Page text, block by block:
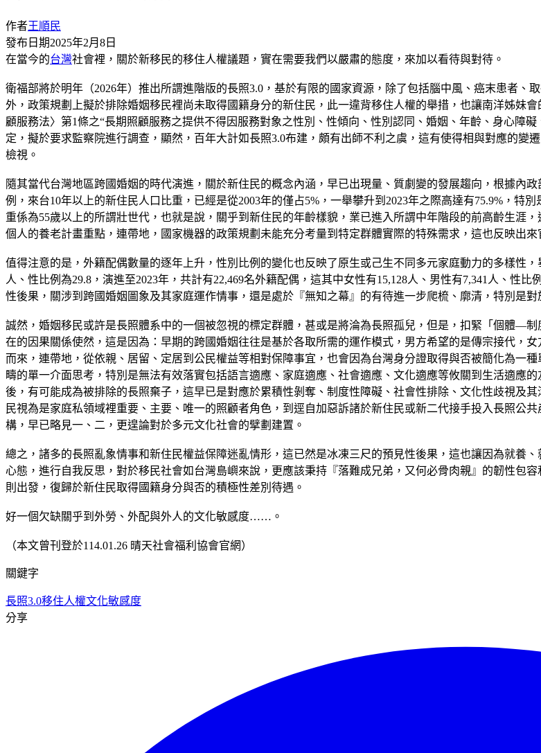
作者王順民
發布日期2025年2月8日
在當今的台灣社會裡，關於新移民的移住人權議題，實在需要我們以嚴肅的態度，來加以看待與對待。
衛福部將於明年（2026年）推出所謂進階版的長照3.0，基於有限的國家資源，除了包括腦中風、癌末患者、
外，政策規劃上擬於排除婚姻移民裡尚未取得國籍身分的新住民，此一違背移住人權的舉措，也讓南洋姊妹
顧服務法〉第1條之“長期照顧服務之提供不得因服務對象之性別、性傾向、性別認同、婚姻、年齡、身心障
定，擬於要求監察院進行調查，顯然，百年大計如長照3.0布建，頗有出師不利之虞，這有使得相與對應的
檢視。
隨其當代台灣地區跨國婚姻的時代演進，關於新住民的概念內涵，早已出現量、質劇變的發展趨向，根據內
例，來台10年以上的新住民人口比重，已經是從2003年的僅占5%，一舉攀升到2023年之際高達有75.9%，特
重係為55歲以上的所謂壯世代，也就是說，關乎到新住民的年齡樣貌，業已進入所謂中年階段的前高齡生涯
個人的養老計畫重點，連帶地，國家機器的政策規劃未能充分考量到特定群體實際的特殊需求，這也反映出
值得注意的是，外籍配偶數量的逐年上升，性別比例的變化也反映了原生或己生不同多元家庭動力的多樣性，
人、性比例為29.8，演進至2023年，共計有22,469名外籍配偶，這其中女性有15,128人、男性有7,341人、性
性後果，關涉到跨國婚姻圖象及其家庭運作情事，還是處於『無知之幕』的有待進一步爬梳、廓清，特別是
誠然，婚姻移民或許是長照體系中的一個被忽視的標定群體，甚或是將淪為長照孤兒，但是，扣緊「個體—
在的因果關係使然，這是因為：早期的跨國婚姻往往是基於各取所需的運作模式，男方希望的是傳宗接代，
而來，連帶地，從依親、居留、定居到公民權益等相對保障事宜，也會因為台灣身分證取得與否被簡化為一
疇的單一介面思考，特別是無法有效落實包括語言適應、家庭適應、社會適應、文化適應等攸關到生活適應
後，有可能成為被排除的長照棄子，這早已是對應於累積性剝奪、制度性障礙、社會性排除、文化性歧視及
民視為是家庭私領域裡重要、主要、唯一的照顧者角色，到逕自加惡訴諸於新住民或新二代接手投入長照公
構，早已略見一、二，更遑論對於多元文化社會的擘劃建置。
總之，諸多的長照亂象情事和新住民權益保障迷亂情形，這已然是冰凍三尺的預見性後果，這也讓因為就養
心態，進行自我反思，對於移民社會如台灣島嶼來說，更應該秉持『落難成兄弟，又何必骨肉親』的韌性包
則出發，復歸於新住民取得國籍身分與否的積極性差別待遇。
好一個欠缺關乎到外勞、外配與外人的文化敏感度……。
（本文曾刊登於114.01.26 晴天社會福利協會官網）
關鍵字
長照3.0移住人權文化敏感度
分享